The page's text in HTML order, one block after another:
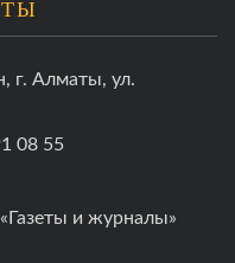
г. Алматы, ул.
08 55
и журналы»